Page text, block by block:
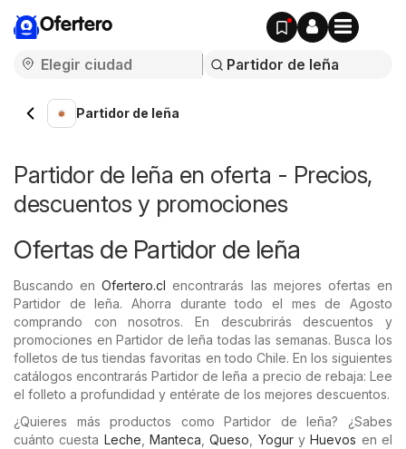
Ofertero
Partidor de leña
Partidor de leña en oferta - Precios,
descuentos y promociones
Ofertas de Partidor de leña
Buscando enOfertero.cl encontrarás las mejores ofertas en
Partidor de leña. Ahorra durante todo el mes de Agosto
comprando con nosotros. En descubrirás descuentos y
promociones en Partidor de leña todas las semanas. Busca los
folletos de tus tiendas favoritas en todo Chile. En los siguientes
catálogos encontrarás Partidor de leña a precio de rebaja: Lee
el folleto a profundidad y entérate de los mejores descuentos.
¿Quieres más productos como Partidor de leña? ¿Sabes
cuánto cuesta Leche ,Manteca ,Queso YoguryHuevos en el